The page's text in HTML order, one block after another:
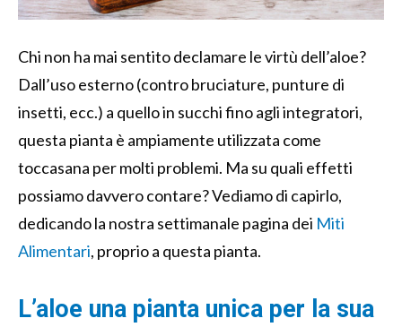
Chi non ha mai sentito declamare le virtù dell’aloe?
Dall’uso esterno (contro bruciature, punture di
insetti, ecc.) a quello in succhi fino agli integratori,
questa pianta è ampiamente utilizzata come
toccasana per molti problemi. Ma su quali effetti
possiamo davvero contare? Vediamo di capirlo,
dedicando la nostra settimanale pagina dei Miti
Alimentari, proprio a questa pianta.
L’aloe una pianta unica per la sua